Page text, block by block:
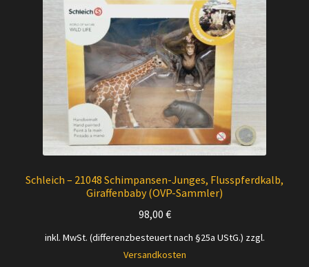
Schleich – 21048 Schimpansen-Junges, Flusspferdkalb,
Giraffenbaby (OVP-Sammler)
98,00 €
inkl. MwSt. (differenzbesteuert nach §25a UStG.) zzgl.
Versandkosten